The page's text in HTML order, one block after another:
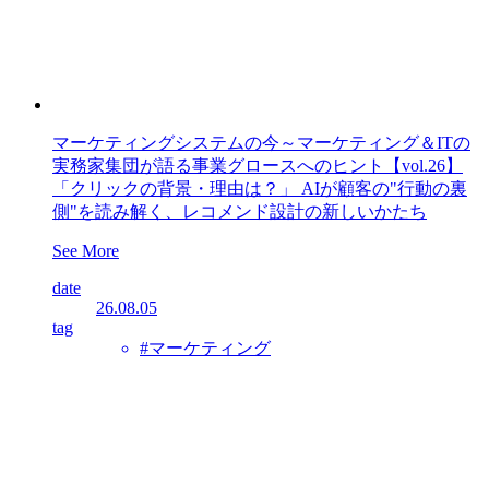
マーケティングシステムの今～マーケティング＆ITの
実務家集団が語る事業グロースへのヒント【vol.26】
「クリックの背景・理由は？」 AIが顧客の"行動の裏
側"を読み解く、レコメンド設計の新しいかたち
See More
date
26.08.05
tag
#マーケティング